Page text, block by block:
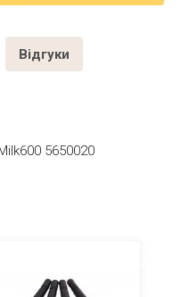
Відгуки
5650020